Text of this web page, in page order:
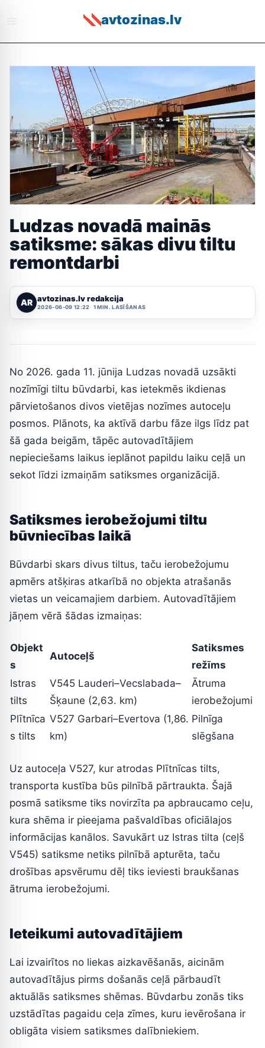
avtozinas.lv
Ludzas novadā mainās
satiksme: sākas divu tiltu
remontdarbi
AR avtozinas.lv redakcija
2026-06-09 12:22 1 MIN. LASĪŠANAS
No 2026. gada 11. jūnija Ludzas novadā uzsākti
nozīmīgi tiltu būvdarbi, kas ietekmēs ikdienas
pārvietošanos divos vietējas nozīmes autoceļu
posmos. Plānots, ka aktīvā darbu fāze ilgs līdz pat
šā gada beigām, tāpēc autovadītājiem
nepieciešams laikus ieplānot papildu laiku ceļā un
sekot līdzi izmaiņām satiksmes organizācijā.
Satiksmes ierobežojumi tiltu
būvniecības laikā
Būvdarbi skars divus tiltus, taču ierobežojumu
apmērs atšķiras atkarībā no objekta atrašanās
vietas un veicamajiem darbiem. Autovadītājiem
jāņem vērā šādas izmaiņas:
Objekt
s
Autoceļš
Satiksmes
režīms
Istras
tilts
V545 Lauderi–Vecslabada–
Šķaune (2,63. km)
Ātruma
ierobežojumi
Plītnīca
s tilts
V527 Garbari–Evertova (1,86.
km)
Pilnīga
slēgšana
Uz autoceļa V527, kur atrodas Plītnīcas tilts,
transporta kustība būs pilnībā pārtraukta. Šajā
posmā satiksme tiks novirzīta pa apbraucamo ceļu,
kura shēma ir pieejama pašvaldības oficiālajos
informācijas kanālos. Savukārt uz Istras tilta (ceļš
V545) satiksme netiks pilnībā apturēta, taču
drošības apsvērumu dēļ tiks ieviesti braukšanas
ātruma ierobežojumi.
Ieteikumi autovadītājiem
Lai izvairītos no liekas aizkavēšanās, aicinām
autovadītājus pirms došanās ceļā pārbaudīt
aktuālās satiksmes shēmas. Būvdarbu zonās tiks
uzstādītas pagaidu ceļa zīmes, kuru ievērošana ir
obligāta visiem satiksmes dalībniekiem.